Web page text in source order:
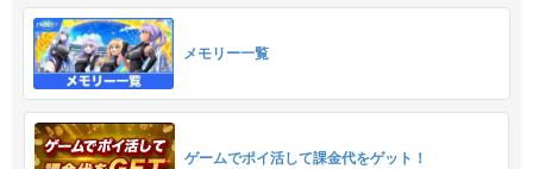
メモリー一覧
ゲームでポイ活して課金代をゲット！